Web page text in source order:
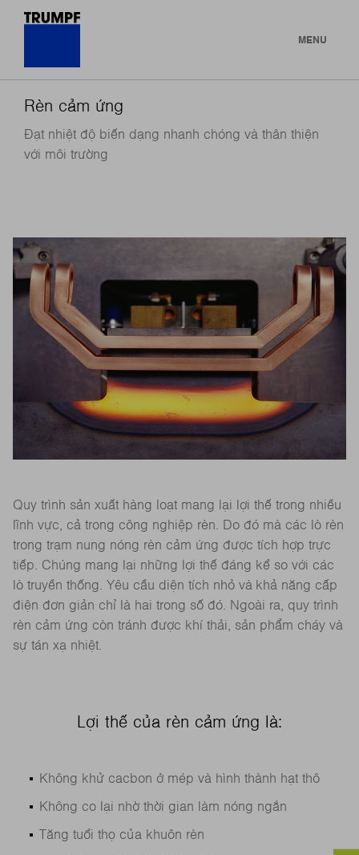
MENU
Rèn cảm ứng
Đạt nhiệt độ biến dạng nhanh chóng và thân thiện
với môi trường
Quy trình sản xuất hàng loạt mang lại lợi thế trong nhiều
lĩnh vực, cả trong công nghiệp rèn. Do đó mà các lò rèn
trong trạm nung nóng rèn cảm ứng được tích hợp trực
tiếp. Chúng mang lại những lợi thế đáng kể so với các
lò truyền thống. Yêu cầu diện tích nhỏ và khả năng cấp
điện đơn giản chỉ là hai trong số đó. Ngoài ra, quy trình
rèn cảm ứng còn tránh được khí thải, sản phẩm cháy và
sự tán xạ nhiệt.
Lợi thế của rèn cảm ứng là:
Không khử cacbon ở mép và hình thành hạt thô
Không co lại nhờ thời gian làm nóng ngắn
Tăng tuổi thọ của khuôn rèn